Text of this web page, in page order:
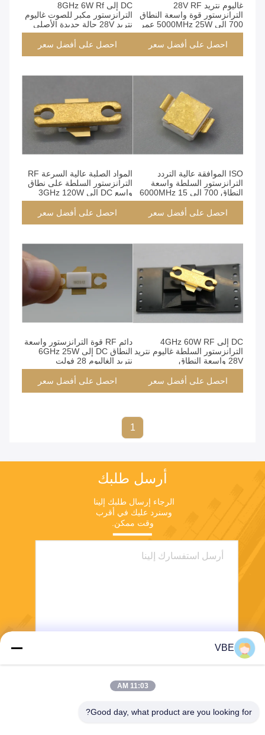
غاليوم نتريد 28V RF
الترانزستور قوة واسعة النطاق
700 إلى 5000MHz 25W عمر
طويل
احصل على أفضل سعر
DC إلى 8GHz 6W Rf
الترانزستور مكبر للصوت غاليوم
نتريد 28V حالة جديدة الأصلي
احصل على أفضل سعر
ISO الموافقة عالية التردد
الترانزستور السلطة واسعة
النطاق 700 إلى 6000MHz 15
واط
احصل على أفضل سعر
المواد الصلبة عالية السرعة RF
الترانزستور السلطة على نطاق
واسع DC إلى 3GHz 120W
احصل على أفضل سعر
DC إلى 4GHz 60W RF
الترانزستور السلطة غاليوم نتريد
28V واسعة النطاق
الترانزستورات GaN عالية
الطاقةاحصل على أفضل سعر
دائم RF قوة الترانزستور واسعة
النطاق DC إلى 6GHz 25W
نتريد الغاليوم 28 فولت
احصل على أفضل سعر
1
أرسل طلبك
وقت ممكن.
VBE
11:03 AM
Good day, what product are you looking for?